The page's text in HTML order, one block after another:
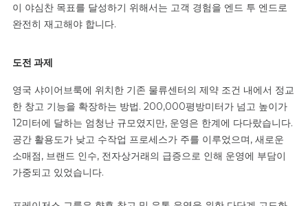
이 야심찬 목표를 달성하기 위해서는 고객 경험을 엔드 투 엔드로
완전히 재고해야 합니다.
도전 과제
영국 샤이어브룩에 위치한 기존 물류센터의 제약 조건 내에서 정교
한 창고 기능을 확장하는 방법. 200,000평방미터가 넘고 높이가
12미터에 달하는 엄청난 규모였지만, 운영은 한계에 다다랐습니다.
공간 활용도가 낮고 수작업 프로세스가 주를 이루었으며, 새로운
소매점, 브랜드 인수, 전자상거래의 급증으로 인해 운영에 부담이
가중되고 있었습니다.